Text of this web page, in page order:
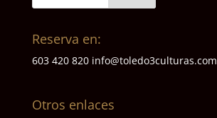
Reserva en:
603 420 820 info@toledo3culturas.com
Otros enlaces